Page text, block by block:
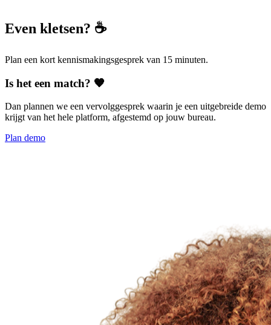
Even kletsen? ☕️
Plan een kort kennismakingsgesprek van 15 minuten.
Is het een match? 🧡
Dan plannen we een vervolggesprek waarin je een uitgebreide demo
krijgt van het hele platform, afgestemd op jouw bureau.
Plan demo